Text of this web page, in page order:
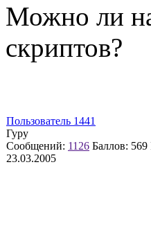
Можно ли на
скриптов?
Пользователь 1441
Гуру
Сообщений: 1126 Баллов: 569
23.03.2005